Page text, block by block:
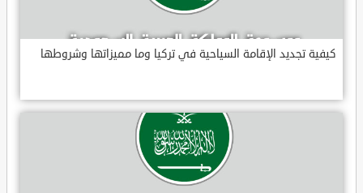
كيفية تجديد الإقامة السياحية في تركيا وما مميزاتها وشروطها